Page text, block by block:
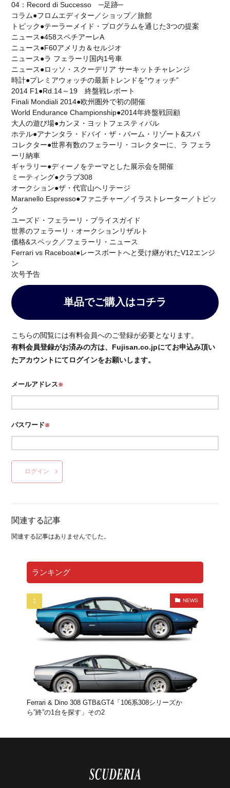
04：Record di Successo ─足跡─
コラム●フロムエディター／ショップ／旅館
トピック●テーラーメイド・プログラムを通じた3つの提案
ニュース●458スペチアーレA
ニュース●F60アメリカ＆セルジオ
ニュース●ラ フェラーリ国内1号車
ニュース●ロッソ・スクーデリア サーキットチャレンジ
時計●プレミアウォッチの最新トレンドを”ウォッチ”
2014 F1●Rd.14～19 終盤戦レポート
Finali Mondiali 2014●欧州圏外で初の開催
World Endurance Championship●2014年終盤戦回顧
大人の遊び場●カンヌ・ヨットフェスティバル
ホテル●アナンタラ・ドバイ・ザ・パーム・リゾート&スパ
コレクター●世界有数のフェラーリ・コレクターに、ラ フェラ
ーリ納車
ギャラリー●ディーノをテーマとした展示会を開催
ミーティング●クラブ308
オークション●ザ・代官山ヘリテージ
Maranello Espresso●ファニチャー／イラストレーター／トピッ
ク
ユーズド・フェラーリ・プライスガイド
世界のフェラーリ・オークションリザルト
価格&スペック／フェラーリ・ニュース
Ferrari vs Raceboat●レースボートへと受け継がれたV12エンジ
ン
次号予告
単品でご購入はコチラ
こちらの閲覧には有料会員へのご登録が必要となります。
有料会員登録がお済みの方は、Fujisan.co.jpにてお申込み頂い
たアカウントにてログインをお願いします。
メールアドレス※
パスワード※
ログイン
関連する記事
関連する記事はありませんでした。
ランキング
NEWS
Ferrari & Dino 308 GTB&GT4「106系308シリーズか
ら”終”の1台を探す」その2
SCUDERIA 通巻150号 FERRARI F50
代官山蔦屋書店 ART SPARK2026 RM41-01
トゥールビヨン GM_INTERNATIONAL
Jean-Marc Fleury TIME TO WATCHES 2026
WATCH＆WONDERS 2026 CORUM 512TR
scuderia_mag ISAIA Japan Edition
Special Projects Red Dot 330 P4
DEAGOSTINI デアゴスティーニ リーン・ロゼ梅田
紫吹淳 KEIKO NISHIYAMA Wellendorff
ウェレンドルフ バースデーリング2026
日本橋三越本店 本館1階ステージ Ligne Roset
OrientStar 75周年記念モデル
世界耐久選手権 Kamine LaurentFerrier
検索